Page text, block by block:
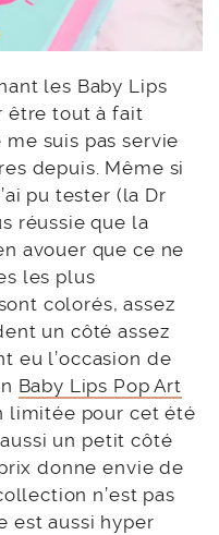
les Baby Lips
être tout à fait
suis pas servie
depuis. Même si
pu tester (la Dr
réussie que la
avouer que ce ne
les plus
colorés, assez
un côté assez
eu l’occasion de
Baby Lips Pop Art
limitée pour cet été
un petit côté
donne envie de
n’est pas
est aussi hyper